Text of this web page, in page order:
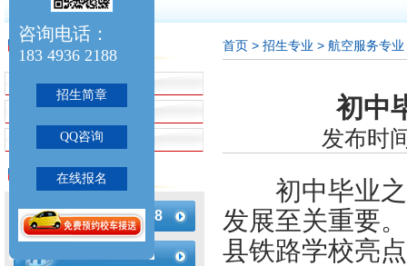
最新公告：
招生专业
招生简章
铁路运输专业
航空服务专业
联系我们
183-4936-2188
首页 > 招生专业 > 航空服务专业
初中
发布时
初中毕业之
发展至关重要
县铁路学校亮
咨询电话：
183 4936 2188
招生简章
QQ咨询
在线报名